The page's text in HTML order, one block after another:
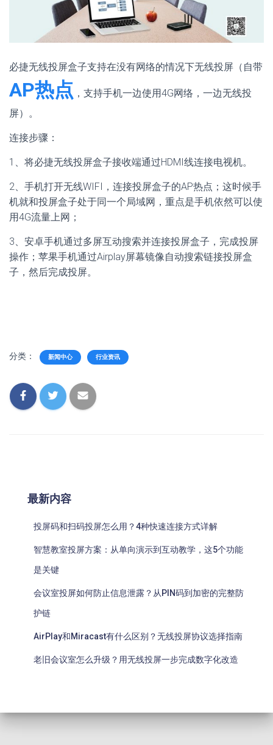
必捷无线投屏盒子支持在没有网络的情况下无线投屏（自带
AP热点 ，支持手机一边使用4G网络，一边无线投
屏）。
连接步骤：
1、将必捷无线投屏盒子接收端通过HDMI线连接电视机。
2、手机打开无线WIFI，连接投屏盒子的AP热点；这时候手
机就和投屏盒子处于同一个局域网，重点是手机依然可以使
用4G流量上网；
3、安卓手机通过多屏互动搜索并连接投屏盒子，完成投屏
操作；苹果手机通过Airplay屏幕镜像自动搜索链接投屏盒
子，然后完成投屏。
分类： 新闻中心 行业资讯
最新内容
投屏码和扫码投屏怎么用？4种快速连接方式详解
智慧教室投屏方案：从单向演示到互动教学，这5个功能
是关键
会议室投屏如何防止信息泄露？从PIN码到加密的完整防
护链
AirPlay和Miracast有什么区别？无线投屏协议选择指南
老旧会议室怎么升级？用无线投屏一步完成数字化改造